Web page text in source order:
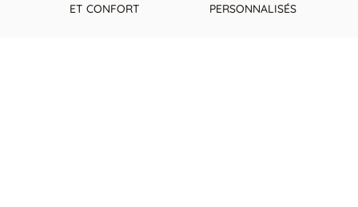
ET CONFORT
PERSONNALISÉS